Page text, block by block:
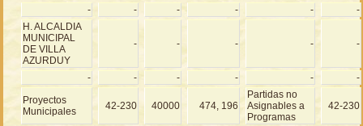
- - - - -
-
H. ALCALDIA
MUNICIPAL
DE VILLA
AZURDUY
- - - - -
- - - - -
-
Proyectos
Municipales
42-230 40000 474, 196
Partidas no
Asignables a
Programas
42-230